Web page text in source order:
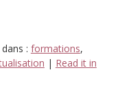
: formations,
| Read it in